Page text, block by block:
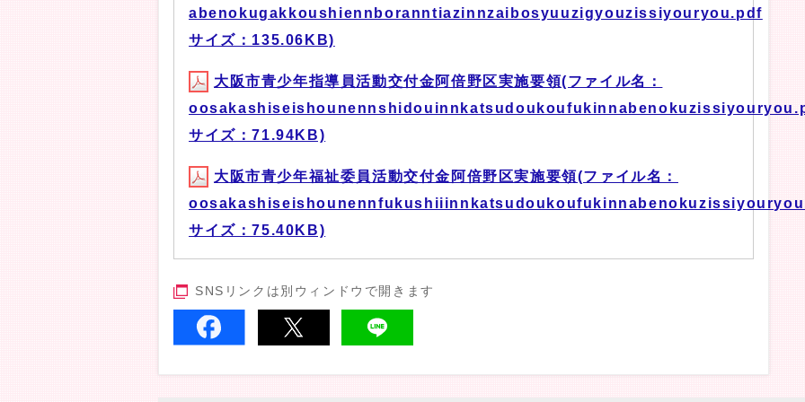
abenokugakkoushiennboranntiazinnzaibosyuuzigyouzissiyouryou.pdf
サイズ：135.06KB)
大阪市青少年指導員活動交付金阿倍野区実施要領(ファイル名：
サイズ：71.94KB)
大阪市青少年福祉委員活動交付金阿倍野区実施要領(ファイル名：
サイズ：75.40KB)
SNSリンクは別ウィンドウで開きます